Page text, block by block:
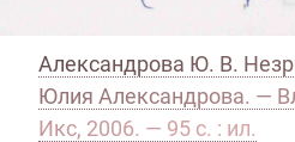
Александрова Ю. В.
Юлия Александрова. —
Икс, 2006. — 95 c. : ил.